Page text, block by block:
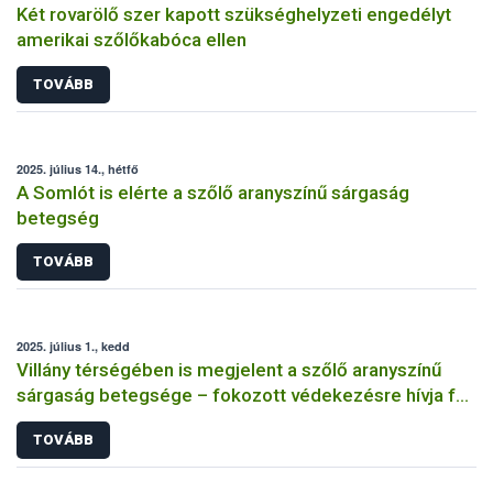
Két rovarölő szer kapott szükséghelyzeti engedélyt
amerikai szőlőkabóca ellen
TOVÁBB
2025. július 14., hétfő
A Somlót is elérte a szőlő aranyszínű sárgaság
betegség
TOVÁBB
2025. július 1., kedd
Villány térségében is megjelent a szőlő aranyszínű
sárgaság betegsége – fokozott védekezésre hívja fel
a figyelmet a Nébih
TOVÁBB